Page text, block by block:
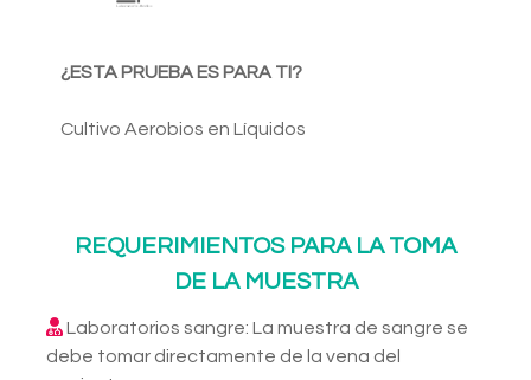
¿ESTA PRUEBA ES PARA TI?
Cultivo Aerobios en Líquidos
REQUERIMIENTOS PARA LA TOMA
DE LA MUESTRA
Laboratorios sangre: La muestra de sangre se
debe tomar directamente de la vena del